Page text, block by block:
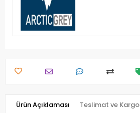
Ürün Açıklaması Teslimat ve Kargo